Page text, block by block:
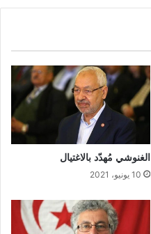
الغنوشي مُهدّد بالاغتيال
10 يونيو، 2021